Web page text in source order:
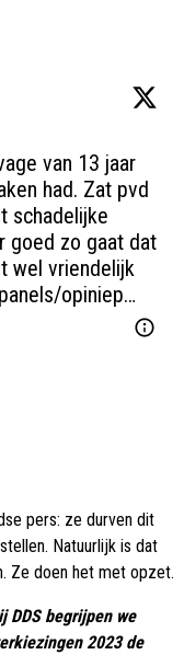
van 13 jaar
had. Zat pvd
schadelijke
goed zo gaat dat
wel vriendelijk
opiniep…
pers: ze durven dit
Natuurlijk is dat
Ze doen het met opzet.
DDS begrijpen we
2023 de